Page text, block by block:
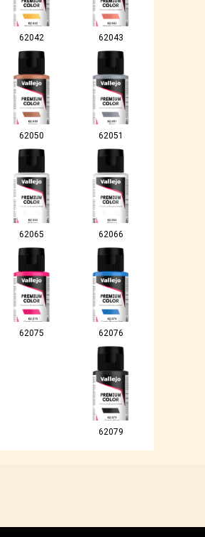
62042 62043
62050 62051
62065 62066
62075 62076
62079